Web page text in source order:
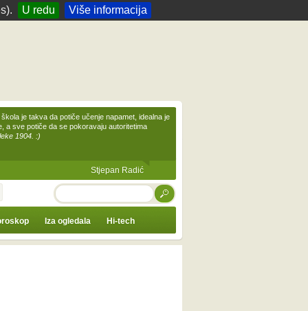
U redu Više informacija
je takva da potiče učenje napamet, idealna je
a sve potiče da se pokoravaju autoritetima
1904. :)
Stjepan Radić
TRAŽI
Iza ogledala Hi-tech